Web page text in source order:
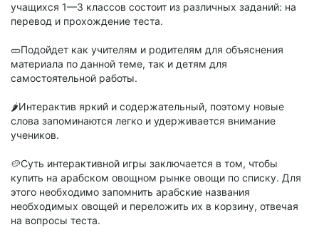
учащихся 1—3 классов состоит из различных заданий: на
перевод и прохождение теста.
🥒Подойдет как учителям и родителям для объяснения
материала по данной теме, так и детям для
самостоятельной работы.
🌶Интерактив яркий и содержательный, поэтому новые
слова запоминаются легко и удерживается внимание
учеников.
🥔Суть интерактивной игры заключается в том, чтобы
купить на арабском овощном рынке овощи по списку. Для
этого необходимо запомнить арабские названия
необходимых овощей и переложить их в корзину, отвечая
на вопросы теста.